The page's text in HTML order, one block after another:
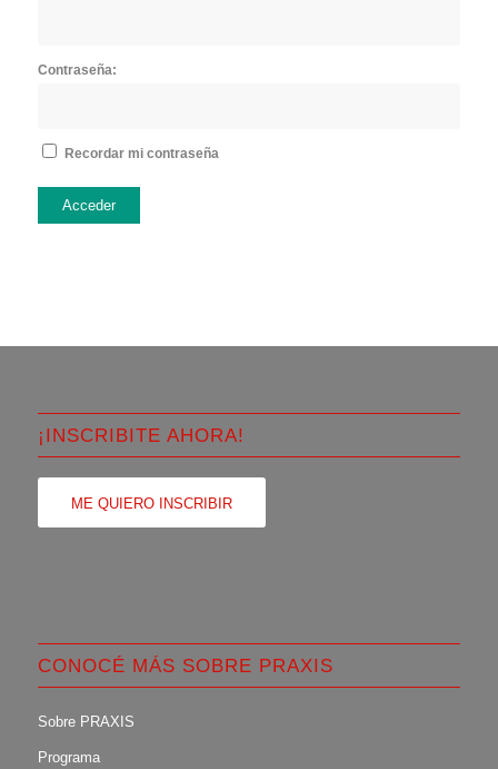
Contraseña:
Recordar mi contraseña
Acceder
¡INSCRIBITE AHORA!
ME QUIERO INSCRIBIR
CONOCÉ MÁS SOBRE PRAXIS
Sobre PRAXIS
Programa